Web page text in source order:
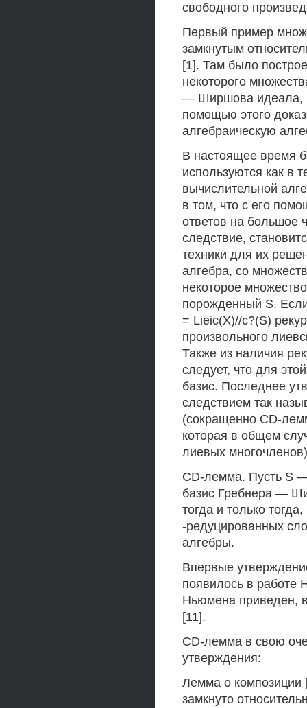
свободного
Первый пример
замкнутым
[1]. Там было
некоторого
— Ширшова идеала,
помощью этого
алгебраическую
В настоящее время
используются как в
вычислительной
в том, что с его
ответов на большое
следствие,
техники для их
алгебра, со
некоторое
порожденный S.
= Lieic(X)//c?(S)
произвольного
Также из наличия
следует, что для
базис. Последнее
следствием так
(сокращенно CD-
которая в общем
лиевых
CD-лемма. Пусть S
базис Гребнера —
тогда и только
-редуцированных
алгебры.
Впервые
появилось в
Ньюмена приведен,
[11].
CD-лемма в свою
утверждения:
Лемма о композиции
замкнуто